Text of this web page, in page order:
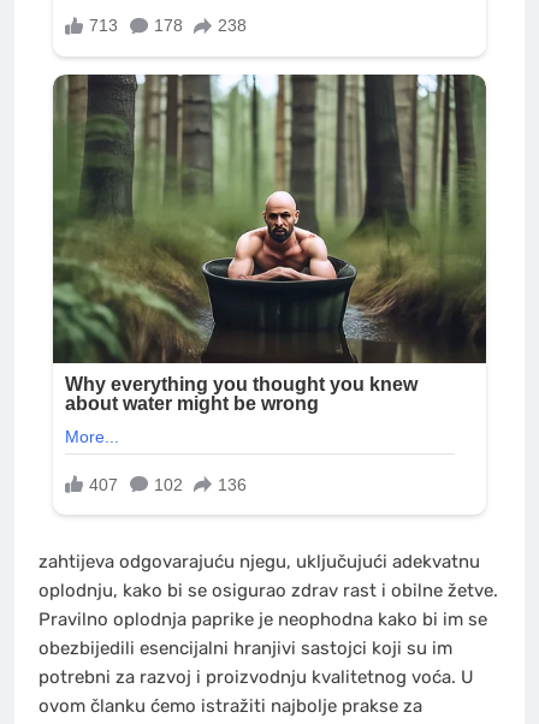
zahtijeva odgovarajuću njegu, uključujući adekvatnu
oplodnju, kako bi se osigurao zdrav rast i obilne žetve.
Pravilno oplodnja paprike je neophodna kako bi im se
obezbijedili esencijalni hranjivi sastojci koji su im
potrebni za razvoj i proizvodnju kvalitetnog voća. U
ovom članku ćemo istražiti najbolje prakse za